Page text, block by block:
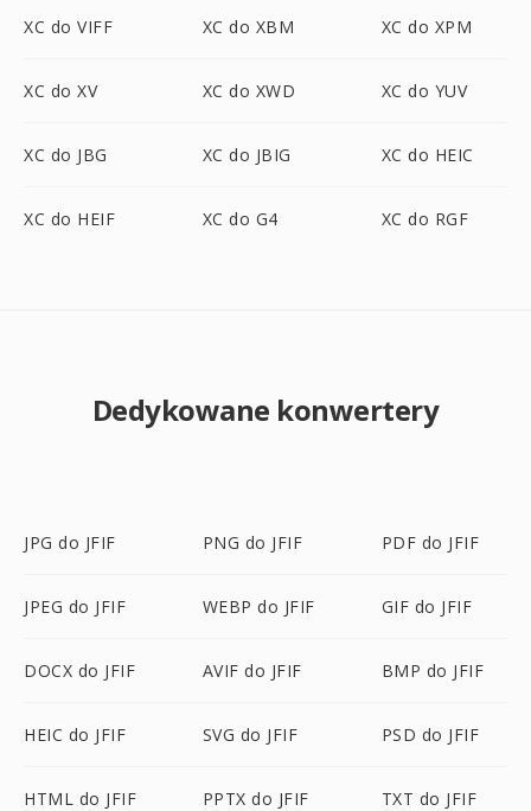
XC do VIFF XC do XBM XC do XPM
XC do XV XC do XWD XC do YUV
XC do JBG XC do JBIG XC do HEIC
XC do HEIF XC do G4 XC do RGF
Dedykowane konwertery
JPG do JFIF PNG do JFIF PDF do JFIF
JPEG do JFIF WEBP do JFIF GIF do JFIF
DOCX do JFIF AVIF do JFIF BMP do JFIF
HEIC do JFIF SVG do JFIF PSD do JFIF
HTML do JFIF PPTX do JFIF TXT do JFIF